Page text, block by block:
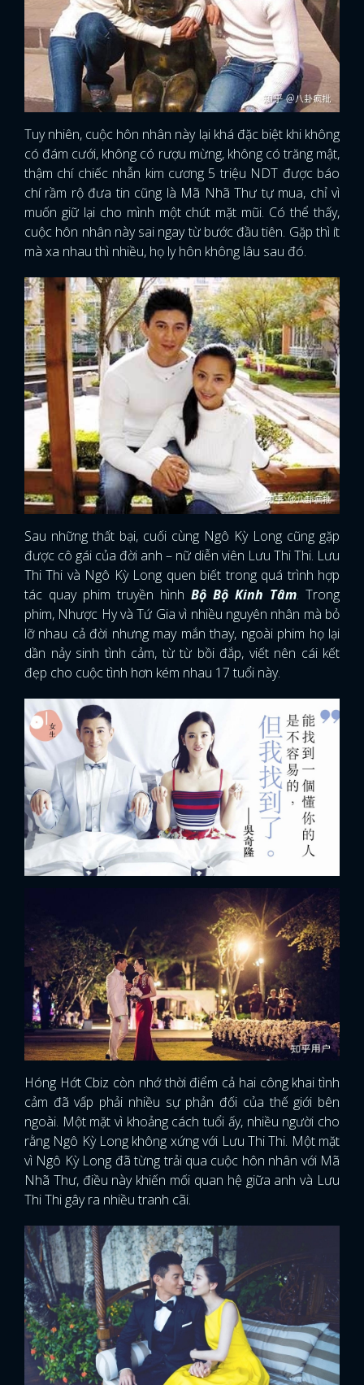
x
ĐĂNG NHẬP
Tuy nhiên, cuộc hôn nhân này lại khá đặc biệt khi không
có đám cưới, không có rượu mừng, không có trăng mật,
thậm chí chiếc nhẫn kim cương 5 triệu NDT được báo
chí rầm rộ đưa tin cũng là Mã Nhã Thư tự mua, chỉ vì
muốn giữ lại cho mình một chút mặt mũi. Có thể thấy,
cuộc hôn nhân này sai ngay từ bước đầu tiên. Gặp thì ít
mà xa nhau thì nhiều, họ ly hôn không lâu sau đó.
Sau những thất bại, cuối cùng Ngô Kỳ Long cũng gặp
được cô gái của đời anh – nữ diễn viên Lưu Thi Thi. Lưu
Thi Thi và Ngô Kỳ Long quen biết trong quá trình hợp
tác quay phim truyền hình Bộ Bộ Kinh Tâm. Trong
phim, Nhược Hy và Tứ Gia vì nhiều nguyên nhân mà bỏ
lỡ nhau cả đời nhưng may mắn thay, ngoài phim họ lại
dần nảy sinh tình cảm, từ từ bồi đắp, viết nên cái kết
đẹp cho cuộc tình hơn kém nhau 17 tuổi này.
Hóng Hớt Cbiz còn nhớ thời điểm cả hai công khai tình
cảm đã vấp phải nhiều sự phản đối của thế giới bên
ngoài. Một mặt vì khoảng cách tuổi ấy, nhiều người cho
rằng Ngô Kỳ Long không xứng với Lưu Thi Thi. Một mặt
vì Ngô Kỳ Long đã từng trải qua cuộc hôn nhân với Mã
Nhã Thư, điều này khiến mối quan hệ giữa anh và Lưu
Thi Thi gây ra nhiều tranh cãi.